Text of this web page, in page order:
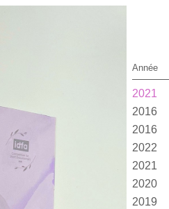
Année
2021
2016
2016
2022
2021
2020
2019